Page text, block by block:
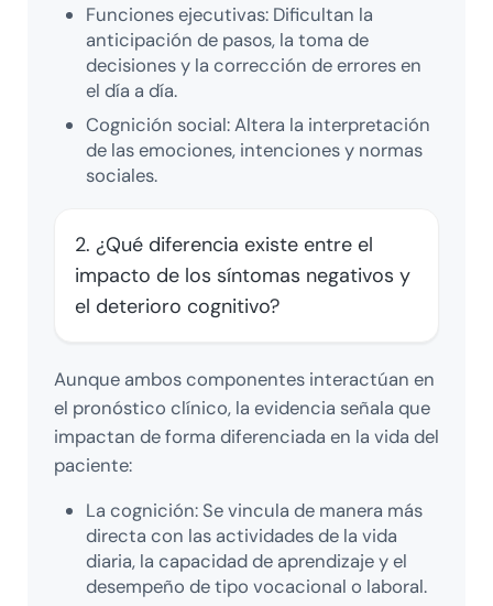
Funciones ejecutivas: Dificultan la
anticipación de pasos, la toma de
decisiones y la corrección de errores en
el día a día.
Cognición social: Altera la interpretación
de las emociones, intenciones y normas
sociales.
2. ¿Qué diferencia existe entre el
impacto de los síntomas negativos y
el deterioro cognitivo?
Aunque ambos componentes interactúan en
el pronóstico clínico, la evidencia señala que
impactan de forma diferenciada en la vida del
paciente:
La cognición: Se vincula de manera más
directa con las actividades de la vida
diaria, la capacidad de aprendizaje y el
desempeño de tipo vocacional o laboral.